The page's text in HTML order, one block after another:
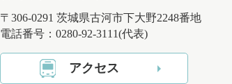
〒306-0291 茨城県古河市下大野2248番地
電話番号：0280-92-3111(代表)
アクセス